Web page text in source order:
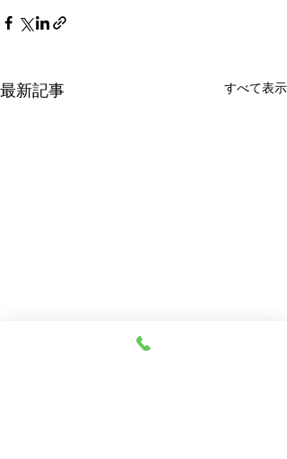
最新記事 すべて表示